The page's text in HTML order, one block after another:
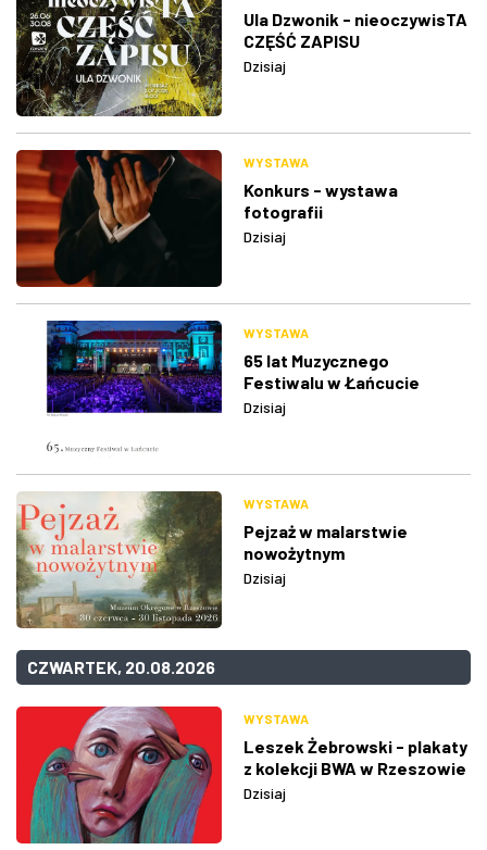
Ula Dzwonik - nieoczywisTA
CZĘŚĆ ZAPISU
Dzisiaj
WYSTAWA
Konkurs - wystawa
fotografii
Dzisiaj
WYSTAWA
65 lat Muzycznego
Festiwalu w Łańcucie
Dzisiaj
WYSTAWA
Pejzaż w malarstwie
nowożytnym
Dzisiaj
CZWARTEK, 20.08.2026
WYSTAWA
Leszek Żebrowski - plakaty
z kolekcji BWA w Rzeszowie
Dzisiaj